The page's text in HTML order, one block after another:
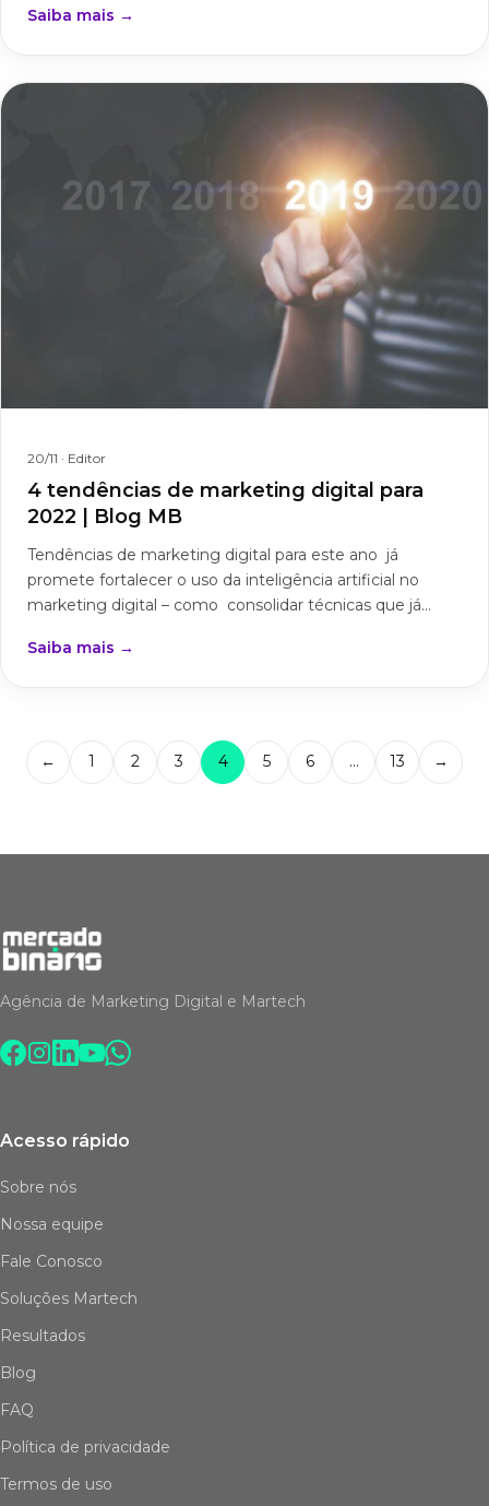
Saiba mais →
20/11 · Editor
4 tendências de marketing digital para
2022 | Blog MB
Tendências de marketing digital para este ano já
promete fortalecer o uso da inteligência artificial no
marketing digital – como consolidar técnicas que já...
Saiba mais →
← 1 2 3 4 5 6 … 13 →
Agência de Marketing Digital e Martech
Acesso rápido
Sobre nós
Nossa equipe
Fale Conosco
Soluções Martech
Resultados
Blog
FAQ
Política de privacidade
Termos de uso